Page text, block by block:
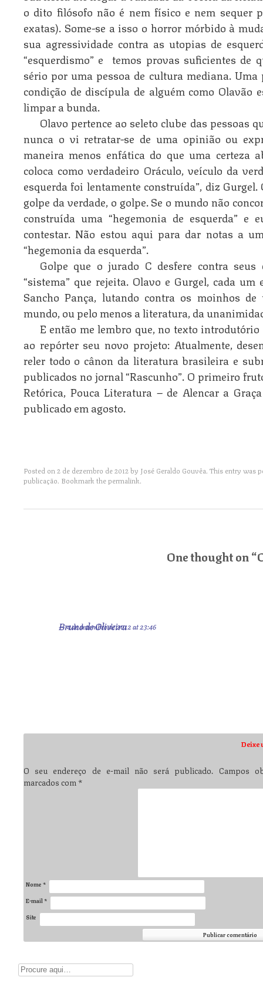
o dito filósofo não é nem físico e nem sequer
exatas). Some-se a isso o horror mórbido à
sua agressividade contra as utopias de
“esquerdismo” e temos provas suficientes de
sério por uma pessoa de cultura mediana. Uma
condição de discípula de alguém como Olavão
limpar a bunda.
Olavo pertence ao seleto clube das pessoas
nunca o vi retratar-se de uma opinião ou
maneira menos enfática do que uma certeza
coloca como verdadeiro Oráculo, veículo da
esquerda foi lentamente construída”, diz
golpe da verdade, o golpe. Se o mundo não
construída uma “hegemonia de esquerda”
contestar. Não estou aqui para dar notas a
“hegemonia da esquerda”.
Golpe que o jurado C desfere contra
“sistema” que rejeita. Olavo e Gurgel, cada
Sancho Pança, lutando contra os moinhos
mundo, ou pelo menos a literatura, da
E então me lembro que, no texto
ao repórter seu novo projeto: Atualmente,
reler todo o cânon da literatura brasileira e
publicados no jornal “Rascunho”. O primeiro
Retórica, Pouca Literatura – de Alencar a
publicado em agosto.
Posted on 2 de dezembro de 2012by José Geraldo Gouvêa. This entry was
publicação. Bookmark thepermalink.
One thought on “
Bruno de Oliveira
4 de dezembro de 2012 at 23:46
Deixe
O seu endereço de e-mail não será publicado. Campos
marcados com*
Nome *
E-mail*
Site
Digite aqui